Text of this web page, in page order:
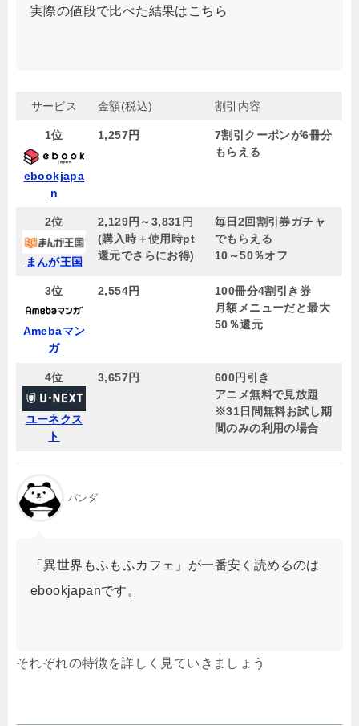
実際の値段で比べた結果はこちら
サービス 金額(税込) 割引内容
1位
ebookjapa
n
1,257円
7割引クーポンが6冊分
もらえる
2位
まんが王国
2,129円～3,831円
(購入時＋使用時pt
還元でさらにお得)
毎日2回割引券ガチャ
でもらえる
10～50％オフ
3位
Amebaマン
ガ
2,554円
100冊分4割引き券
月額メニューだと最大
50％還元
4位
ユーネクス
ト
3,657円
600円引き
アニメ無料で見放題
※31日間無料お試し期
間のみの利用の場合
パンダ
「異世界もふもふカフェ」が一番安く読めるのは
ebookjapanです。
それぞれの特徴を詳しく見ていきましょう